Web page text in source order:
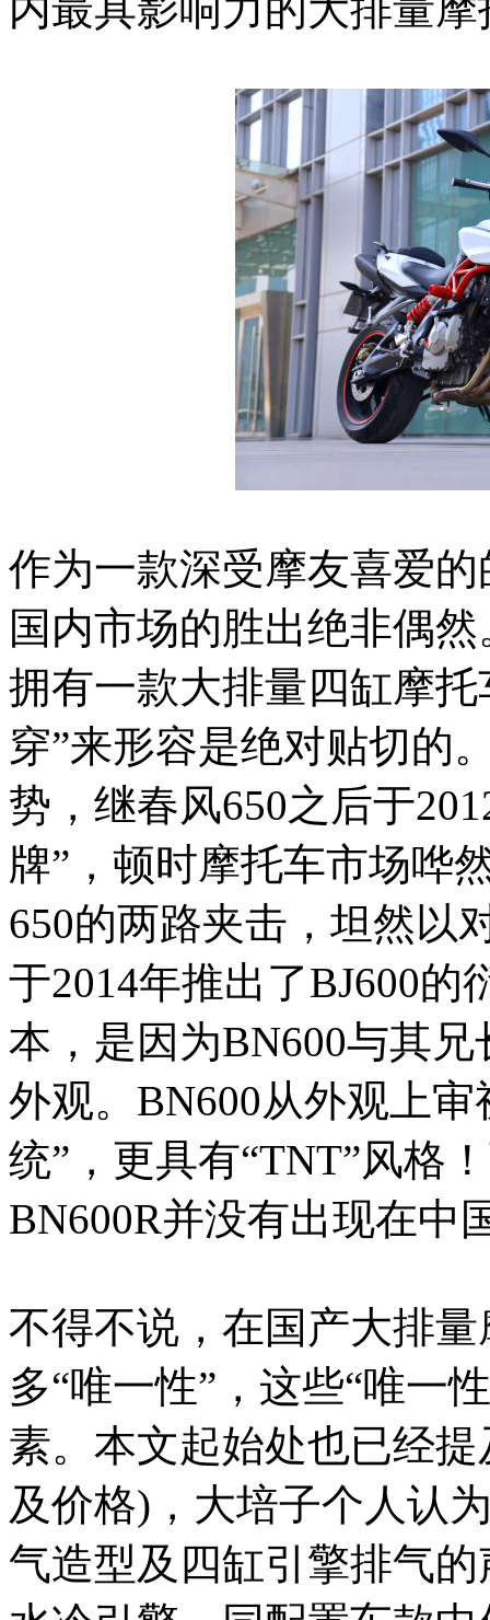
内最具影响力的大排量
作为一款深受摩友喜爱
国内市场的胜出绝非偶
拥有一款大排量四缸摩
穿”来形容是绝对贴切的
势，继春风650之后于
牌”，顿时摩托车市场哗
650的两路夹击，坦然以
于2014年推出了BJ600的
本，是因为BN600与其
外观。BN600从外观上
统”，更具有“TNT”风格
BN600R并没有出现在中
不得不说，在国产大排
多“唯一性”，这些“唯一
素。本文起始处也已经
及价格)，大培子个人认
气造型及四缸引擎排气